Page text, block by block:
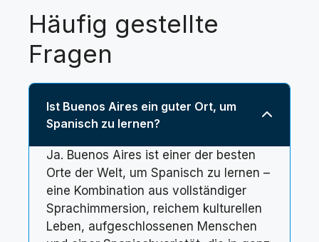
Häufig gestellte
Fragen
Ist Buenos Aires ein guter Ort, um
Spanisch zu lernen?
Ja. Buenos Aires ist einer der besten
Orte der Welt, um Spanisch zu lernen –
eine Kombination aus vollständiger
Sprachimmersion, reichem kulturellen
Leben, aufgeschlossenen Menschen